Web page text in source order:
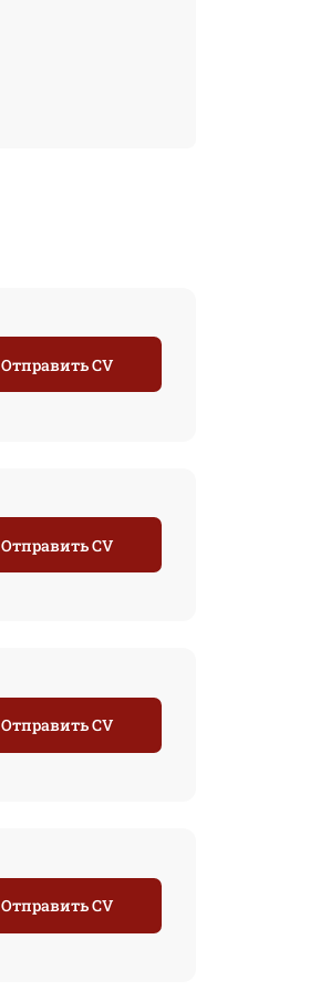
Отправить CV
Отправить CV
Отправить CV
Отправить CV